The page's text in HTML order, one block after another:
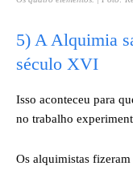
5) A Alquimia
século XVI
Isso aconteceu para
no trabalho
Os alquimistas